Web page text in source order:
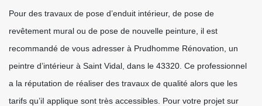
Pour des travaux de pose d’enduit intérieur, de pose de
revêtement mural ou de pose de nouvelle peinture, il est
recommandé de vous adresser à Prudhomme Rénovation, un
peintre d’intérieur à Saint Vidal, dans le 43320. Ce professionnel
a la réputation de réaliser des travaux de qualité alors que les
tarifs qu’iI applique sont très accessibles. Pour votre projet sur